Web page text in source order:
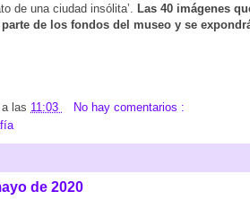
de una ciudad insólita’.
Las 40 imágenes
de los fondos del museo y se
a las 11:03
No hay comentarios :
de 2020